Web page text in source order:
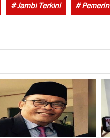
# Jambi Terkini #